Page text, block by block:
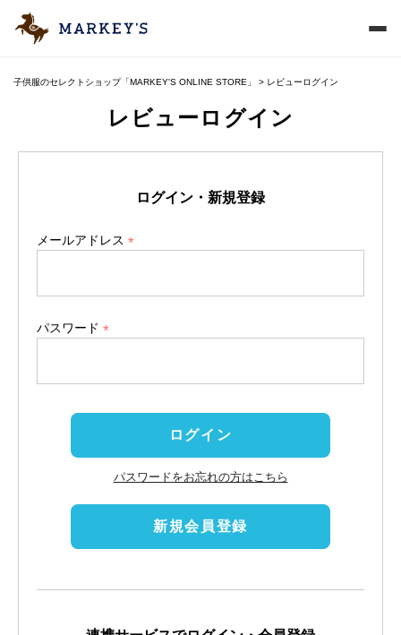
子供服のセレクトショップ「MARKEY'S ONLINE STORE」 レビューログイン
レビューログイン
ログイン・新規登録
メールアドレス
パスワード
)
ログイン
パスワードをお忘れの方はこちら
新規会員登録